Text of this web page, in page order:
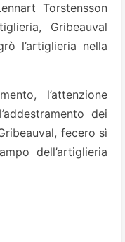
Torstensson
Gribeauval
l’artiglieria nella
l’attenzione
dei
fecero sì
dell’artiglieria